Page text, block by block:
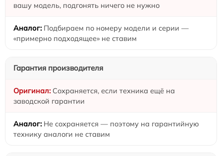
вашу модель, подгонять ничего не нужно
Подбираем по номеру модели и серии —
«примерно подходящее» не ставим
Гарантия производителя
Сохраняется, если техника ещё на
заводской гарантии
Не сохраняется — поэтому на гарантийную
технику аналоги не ставим